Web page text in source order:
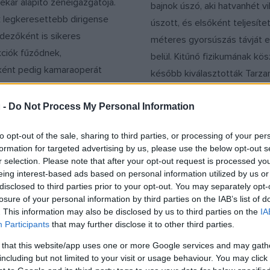
- Do Not Process My Personal Information
opt-out of the sale, sharing to third parties, or processing of your
for targeted advertising by us, please use the below opt-out
selection. Please note that after your opt-out request is processed
interest-based ads based on personal information utilized by us
to third parties prior to your opt-out. You may separately
of your personal information by third parties on the IAB’s list of
This information may also be disclosed by us to third parties on the
Participants that may further disclose it to other third parties.
that this website/app uses one or more Google services and may
but not limited to your visit or usage behaviour. You may
alapító zeneigazgatója.
legkeresettebb dirigense
is sikeres
fűződnek,
pedig kamaraoperát
új befejezést írt
bajnok úszó, aki hatvanhét
úszott, és elsőként
méteres gyorsúszás távját
belül. Kitűnő fizikumának
később kiválasztották
fergeteges sikert aratott:
játszott, és mindig dublőr
dolgozott.
fesztivált
Müpa
– avagy Don Juan – alakja
és a Budapesti
BESZÁMOLÓ
ZENE
Fischer Iván: Én
tartozom a
közé, lesz fiatal
utánpótlása a